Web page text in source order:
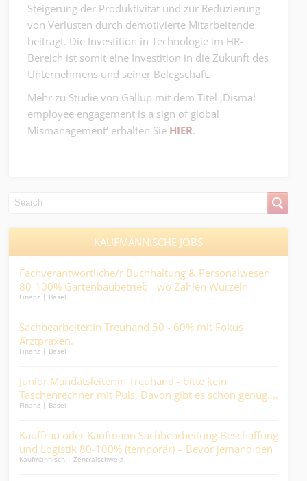
Steigerung der Produktivität und zur Reduzierung
von Verlusten durch demotivierte Mitarbeitende
beiträgt. Die Investition in Technologie im HR-
Bereich ist somit eine Investition in die Zukunft des
Unternehmens und seiner Belegschaft.
Mehr zu Studie von Gallup mit dem Titel ‚Dismal
employee engagement is a sign of global
Mismanagement‘ erhalten Sie HIER.
KAUFMÄNNISCHE JOBS
Fachverantwortliche/r Buchhaltung & Personalwesen
80-100% Gartenbaubetrieb - wo Zahlen Wurzeln
schlagen und Prozesse wachsen....
Finanz | Basel
Sachbearbeiter:in Treuhand 50 - 60% mit Fokus
Arztpraxen.
Finanz | Basel
Junior Mandatsleiter:in Treuhand - bitte kein
Taschenrechner mit Puls. Davon gibt es schon genug....
Finanz | Basel
Kauffrau oder Kaufmann Sachbearbeitung Beschaffung
und Logistik 80-100% (temporär) – Bevor jemand den
Durst löscht, kommen Sie ins Spiel….
Kaufmännisch | Zentralschweiz